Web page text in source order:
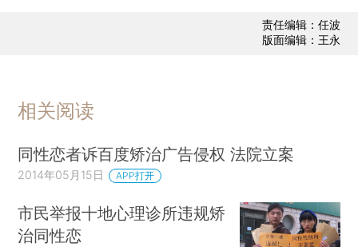
责任编辑：任波
版面编辑：王永
相关阅读
同性恋者诉百度矫治广告侵权 法院立案
2014年05月15日 APP打开
市民举报十地心理诊所违规矫
治同性恋